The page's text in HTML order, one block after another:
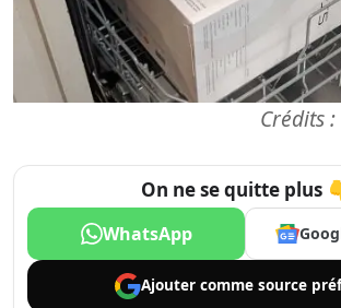
Crédits
On ne se quitte plus
WhatsApp
Ajouter comme source